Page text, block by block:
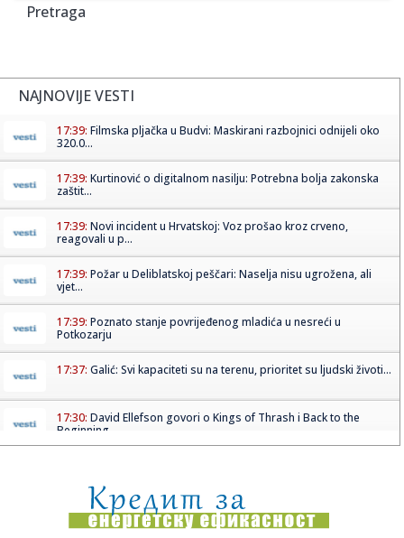
Pretraga
NAJNOVIJE VESTI
17:39: Filmska pljačka u Budvi: Maskirani razbojnici odnijeli oko
320.0...
17:39: Kurtinović o digitalnom nasilju: Potrebna bolja zakonska
zaštit...
17:39: Novi incident u Hrvatskoj: Voz prošao kroz crveno,
reagovali u p...
17:39: Požar u Deliblatskoj peščari: Naselja nisu ugrožena, ali
vjet...
17:39: Poznato stanje povrijeđenog mladića u nesreći u
Potkozarju
17:37: Galić: Svi kapaciteti su na terenu, prioritet su ljudski životi...
17:30: David Ellefson govori o Kings of Thrash i Back to the
Beginning
17:26:Veliki preokret Monaka protiv Liverpula